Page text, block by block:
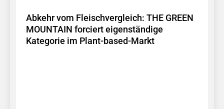
Abkehr vom Fleischvergleich: THE GREEN
MOUNTAIN forciert eigenständige
Kategorie im Plant-based-Markt